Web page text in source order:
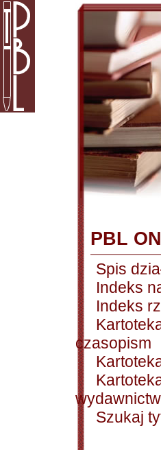
PBL
Spis
Indeks
Indeks
czasopism
wydawnictw
Szukaj